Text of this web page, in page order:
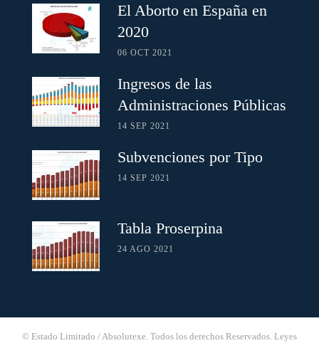
El Aborto en España en
2020
06 OCT 2021
Ingresos de las
Administraciones Públicas
14 SEP 2021
Subvenciones por Tipo
14 SEP 2021
Tabla Proserpina
24 AGO 2021
© Estado Limitado / Absolutexe. Todos los derechos Reservados. Leyes